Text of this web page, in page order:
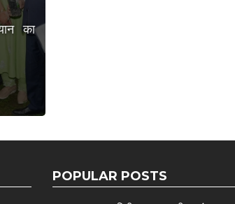
का
POPULAR POSTS